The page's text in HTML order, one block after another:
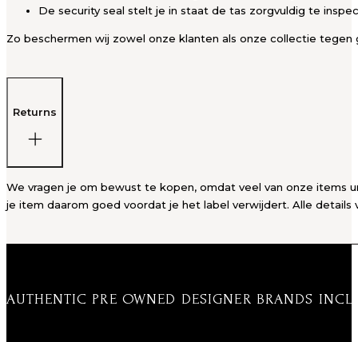
De security seal stelt je in staat de tas zorgvuldig te
Zo beschermen wij zowel onze klanten als onze collectie tegen
Returns
We vragen je om bewust te kopen, omdat veel van onze items
je item daarom goed voordat je het label verwijdert. Alle details
AUTHENTIC PRE OWNED DESIGNER BRANDS